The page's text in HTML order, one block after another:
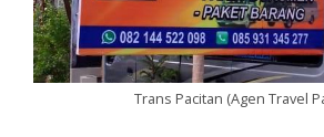
Trans Pacitan (Agen Travel